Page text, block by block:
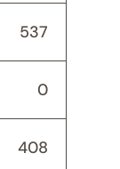
537
0
408